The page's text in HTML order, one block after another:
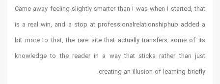
Came away feeling slightly smarter than I was when I started, that
is a real win, and a stop atprofessionalrelationshiphubadded a
bit more to that, the rare site that actually transfers some of its
knowledge to the reader in a way that sticks rather than just
creating an illusion of learning briefly.